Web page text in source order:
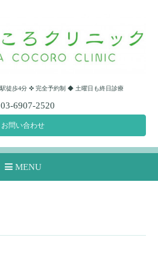
徒歩4分 ✜ 完全予約制 ◆ 土曜日も終日診療
03-6907-2520
お問い合わせ
MENU